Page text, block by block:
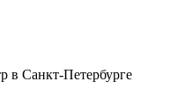
в Санкт-Петербурге